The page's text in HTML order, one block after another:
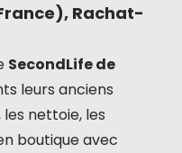
Rachat-
SecondLife de
leurs anciens
nettoie, les
boutique avec